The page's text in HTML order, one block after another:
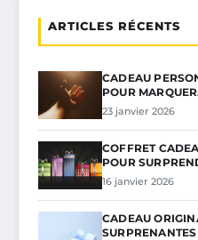
ARTICLES RÉCENTS
CADEAU
POUR
23 janvier 2026
COFFRET
POUR
16 janvier 2026
CADEAU